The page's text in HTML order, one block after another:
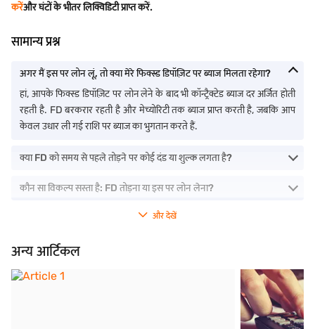
करेंऔर घंटों के भीतर लिक्विडिटी प्राप्त करें.
सामान्य प्रश्न
अगर मैं इस पर लोन लूं, तो क्या मेरे फिक्स्ड डिपॉज़िट पर ब्याज मिलता रहेगा?
हां, आपके फिक्स्ड डिपॉज़िट पर लोन लेने के बाद भी कॉन्ट्रैक्टेड ब्याज दर अर्जित होती
रहती है. FD बरकरार रहती है और मेच्योरिटी तक ब्याज प्राप्त करती है, जबकि आप
केवल उधार ली गई राशि पर ब्याज का भुगतान करते हैं.
क्या FD को समय से पहले तोड़ने पर कोई दंड या शुल्क लगता है?
कौन सा विकल्प सस्ता है: FD तोड़ना या इस पर लोन लेना?
और देखें
अन्य आर्टिकल